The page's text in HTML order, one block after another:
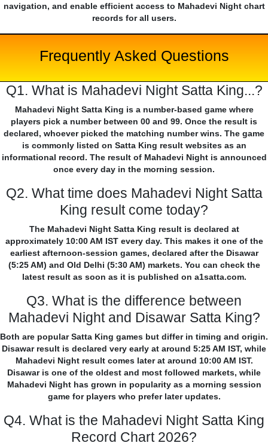
navigation, and enable efficient access to Mahadevi Night chart
records for all users.
Frequently Asked Questions
Q1. What is Mahadevi Night Satta King...?
Mahadevi Night Satta King is a number-based game where
players pick a number between 00 and 99. Once the result is
declared, whoever picked the matching number wins. The game
is commonly listed on Satta King result websites as an
informational record. The result of Mahadevi Night is announced
once every day in the morning session.
Q2. What time does Mahadevi Night Satta
King result come today?
The Mahadevi Night Satta King result is declared at
approximately 10:00 AM IST every day. This makes it one of the
earliest afternoon-session games, declared after the Disawar
(5:25 AM) and Old Delhi (5:30 AM) markets. You can check the
latest result as soon as it is published on a1satta.com.
Q3. What is the difference between
Mahadevi Night and Disawar Satta King?
Both are popular Satta King games but differ in timing and origin.
Disawar result is declared very early at around 5:25 AM IST, while
Mahadevi Night result comes later at around 10:00 AM IST.
Disawar is one of the oldest and most followed markets, while
Mahadevi Night has grown in popularity as a morning session
game for players who prefer later updates.
Q4. What is the Mahadevi Night Satta King
Record Chart 2026?